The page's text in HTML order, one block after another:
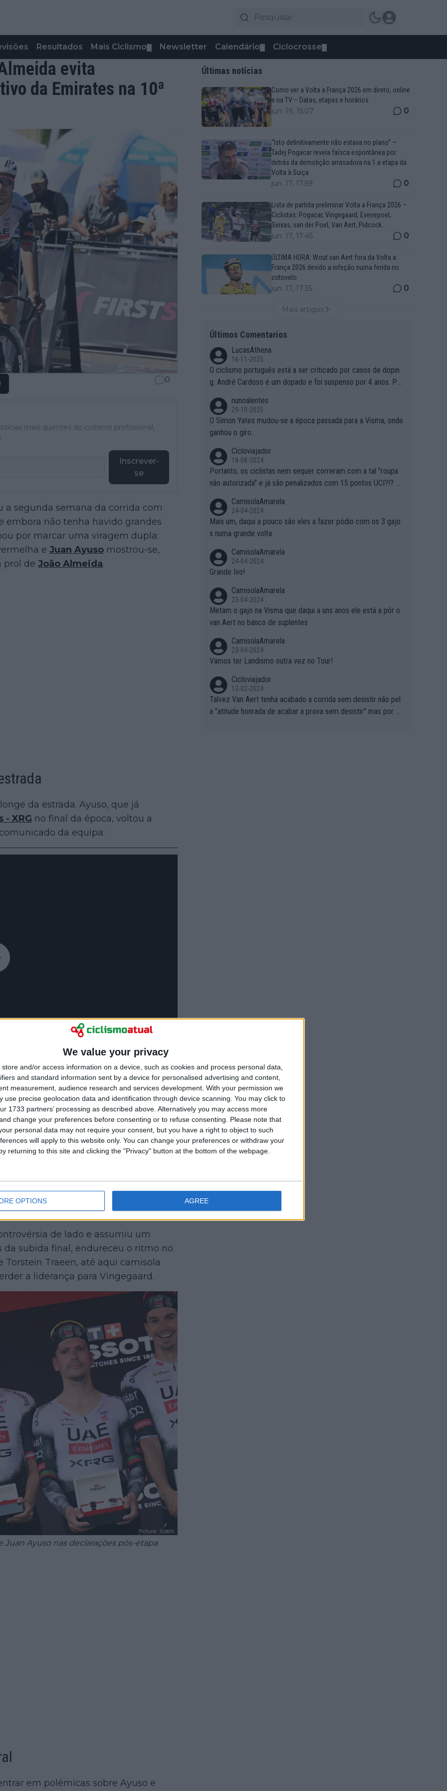
We value your privacy
store and/or access information on a device, such as cookies and process personal data,
and standard information sent by a device for personalised advertising and content,
measurement, audience research and services development. With your permission we
use precise geolocation data and identification through device scanning. You may click to
1733 partners’ processing as described above. Alternatively you may access more
change your preferences before consenting or to refuse consenting.
Please note that
personal data may not require your consent, but you have a right to object to such
will apply to this website only. You can change your preferences or withdraw your
returning to this site and clicking the "Privacy" button at the bottom of the webpage.
OPTIONS AGREE
Resultados Mais Ciclismo Newsletter Calendário Ciclocrosse
evita
da Emirates na 10ª
0
mais quentes do ciclismo profissional,
Inscrever-
se
a segunda semana da corrida com
embora não tenha havido grandes
por marcar uma viragem dupla:
e Juan Ayuso mostrou-se,
prol de João Almeida.
da estrada. Ayuso, que já
- XRG no final da época, voltou a
da equipa:
isto, para tentar prejudicar
com o qual não
isso são coisas com que também
se aproveitaram de algumas
falei com o João, ele pediu-me
de lado e assumiu um
da subida final, endureceu o ritmo no
Traeen, até aqui camisola
a liderança para Vingegaard.
Ayuso nas declarações pós-etapa
em polémicas sobre Ayuso e
Últimas notícias
Como ver a Volta a França 2026 em direto, online
e na TV – Datas, etapas e horários
jun. 19, 15:07 0
“Isto definitivamente não estava no plano” —
Tadej Pogacar revela faísca espontânea por
detrás da demolição arrasadora na 1.a etapa da
Volta à Suiça
jun. 17, 17:59 0
Lista de partida preliminar Volta a França 2026 –
Ciclistas: Pogacar, Vingegaard, Evenepoel,
Seixas, van der Poel, Van Aert, Pidcock...
jun. 17, 17:45 0
ÚLTIMA HORA: Wout van Aert fora da Volta a
França 2026 devido a infeção numa ferida no
cotovelo
jun. 17, 17:35 0
Mais artigos
Últimos Comentarios
LucasAthena
16-11-2025
O ciclismo português está a ser criticado por casos de dopin
g. André Cardoso é um dopado e foi suspenso por 4 anos. Po
pado?
nunoalentes
29-10-2025
O Simon Yates mudou-se a época passada para a Visma, onde
ganhou o giro.
Cicloviajador
18-08-2024
Portanto, os ciclistas nem sequer correram com a tal "roupa
não autorizada" e já são penalizados com 15 pontos UCI?!? S
entende... Mas penalizar os atletas retirando-lhes pontos??? Is
to é roubar na secretaria o que os atletas conquistam na estra
da!
CamisolaAmarela
24-04-2024
Mais um, daqui a pouco são eles a fazer pódio com os 3 gajo
s numa grande volta
CamisolaAmarela
24-04-2024
Grande Ivo!
CamisolaAmarela
23-04-2024
Metam o gajo na Visma que daqui a uns anos ele está a pôr o
van Aert no banco de suplentes
CamisolaAmarela
23-04-2024
Vamos ter Landismo outra vez no Tour!
Cicloviajador
13-02-2024
Talvez Van Aert tenha acabado a corrida sem desistir não pel
a "atitude honrada de acabar a prova sem desistir" mas por ou